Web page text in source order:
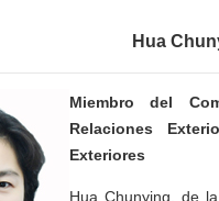
Hua
Miembro del
Relaciones
Exteriores
Hua Chunying, de